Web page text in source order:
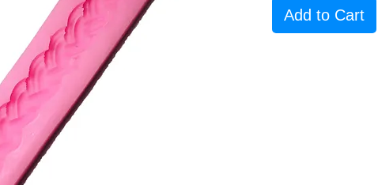
Add to Cart